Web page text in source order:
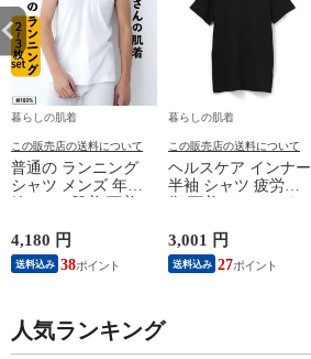
暮らしの肌着
この販売店の送料について
普通の ランニング
シャツ メンズ 年間
綿100 % 肌着 下着 U
ンクトップ ノースリ
ーブ インナー 紳士
男性 シニア 抗菌 防
4,180 円
送料込み 38
暮らしの肌着
この販売店の送料について
ヘルスケア インナー
半袖 シャツ 疲労回
復 下着 インナーウ
外線 疲労軽減 ボデ
ィケア 健康 プレゼ
ント ギフト ヘルス
3,001 円
送料込み 27
人気ランキング